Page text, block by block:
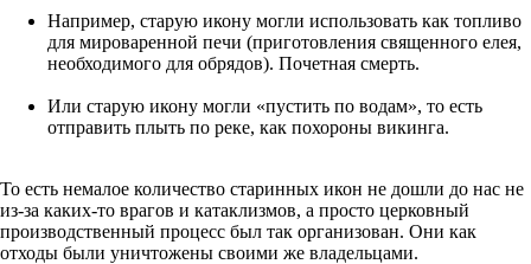
Например, старую икону могли использовать как топливо
для мироваренной печи (приготовления священного елея,
необходимого для обрядов). Почетная смерть.
Или старую икону могли «пустить по водам», то есть
отправить плыть по реке, как похороны викинга.
То есть немалое количество старинных икон не дошли до нас не
из-за каких-то врагов и катаклизмов, а просто церковный
производственный процесс был так организован. Они как
отходы были уничтожены своими же владельцами.